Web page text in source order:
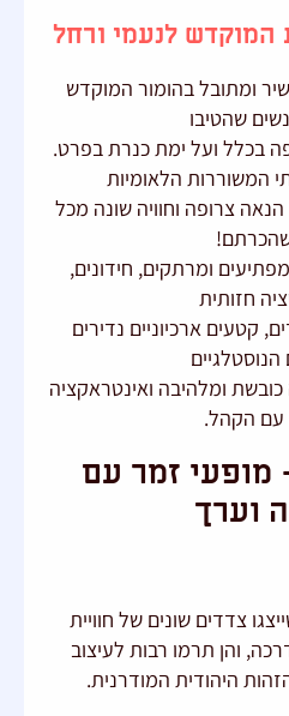
לנעמי ורחל
ומתובל בהומור המוקדש
שהטיבו
בכלל ועל ימת כנרת בפרט.
הלאומיות
צרופה וחוויה שונה מכל
ומרתקים, חידונים,
חזותית
קטעים ארכיוניים נדירים
ומלהיבה ואינטראקציה
הקהל.
זמר עם
וערך
צדדים שונים של חוויית
והן תרמו רבות לעיצוב
היהודית המודרנית.